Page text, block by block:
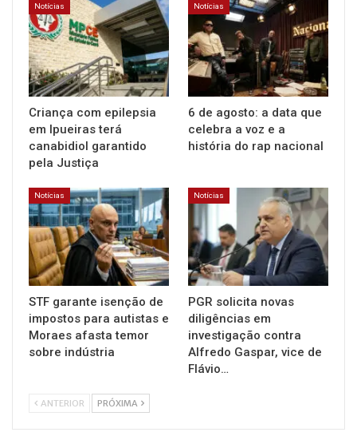
Notícias
Criança com epilepsia
em Ipueiras terá
canabidiol garantido
pela Justiça
Notícias
6 de agosto: a data que
celebra a voz e a
história do rap nacional
Notícias
STF garante isenção de
impostos para autistas e
Moraes afasta temor
sobre indústria
Notícias
PGR solicita novas
diligências em
investigação contra
Alfredo Gaspar, vice de
Flávio…
ANTERIOR PRÓXIMA